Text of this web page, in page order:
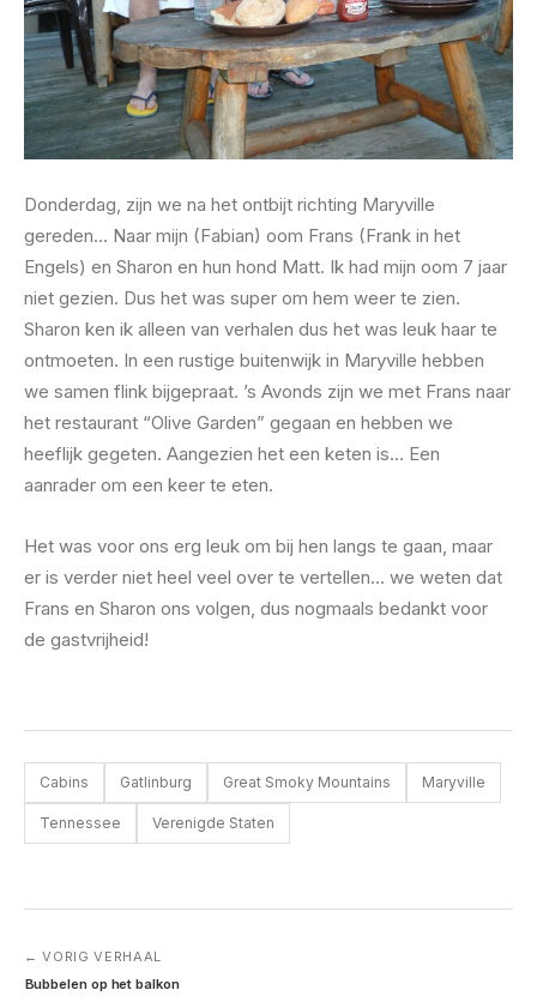
Donderdag, zijn we na het ontbijt richting Maryville
gereden… Naar mijn (Fabian) oom Frans (Frank in het
Engels) en Sharon en hun hond Matt. Ik had mijn oom 7 jaar
niet gezien. Dus het was super om hem weer te zien.
Sharon ken ik alleen van verhalen dus het was leuk haar te
ontmoeten. In een rustige buitenwijk in Maryville hebben
we samen flink bijgepraat. ’s Avonds zijn we met Frans naar
het restaurant “Olive Garden” gegaan en hebben we
heeflijk gegeten. Aangezien het een keten is… Een
aanrader om een keer te eten.
Het was voor ons erg leuk om bij hen langs te gaan, maar
er is verder niet heel veel over te vertellen… we weten dat
Frans en Sharon ons volgen, dus nogmaals bedankt voor
de gastvrijheid!
Cabins Gatlinburg Great Smoky Mountains Maryville
Tennessee Verenigde Staten
← VORIG VERHAAL
Bubbelen op het balkon